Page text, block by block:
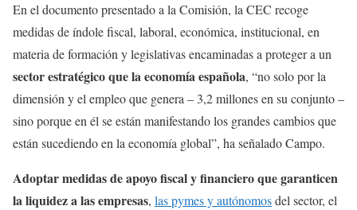
En el documento presentado a la Comisión, la CEC recoge
medidas de índole fiscal, laboral, económica, institucional, en
materia de formación y legislativas encaminadas a proteger a un
sector estratégico que la economía española, “no solo por la
dimensión y el empleo que genera – 3,2 millones en su conjunto –
sino porque en él se están manifestando los grandes cambios que
están sucediendo en la economía global”, ha señalado Campo.
Adoptar medidas de apoyo fiscal y financiero que garanticen
la liquidez a las empresas, las pymes y autónomosdel sector, el